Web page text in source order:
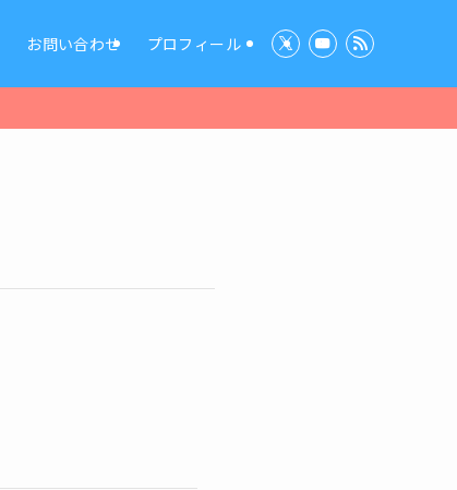
お問い合わせ プロフィール